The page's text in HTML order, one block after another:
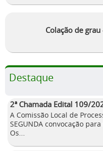
Colação de
Destaque
2ª Chamada Edital 109/
A Comissão Local de
SEGUNDA convocação
Os...